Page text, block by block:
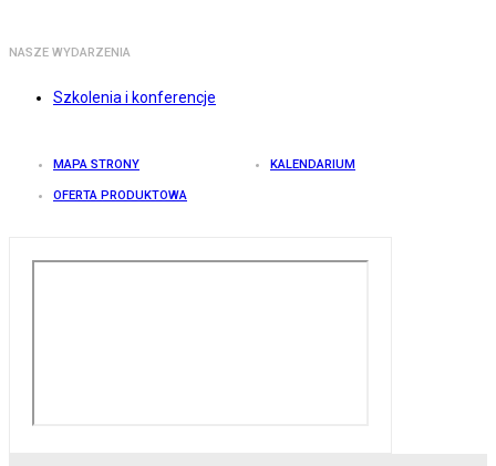
NASZE WYDARZENIA
Szkolenia i konferencje
MAPA STRONY KALENDARIUM
OFERTA PRODUKTOWA